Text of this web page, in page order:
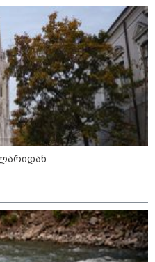
- რომი 751.80 ლარიდან